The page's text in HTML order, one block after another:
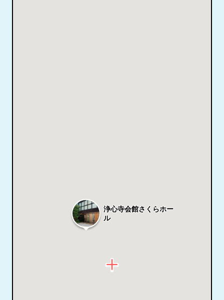
浄心寺会館さくらホー
ル